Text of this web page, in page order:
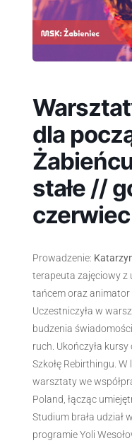
dla
stałe //
Prowadzenie:
terapeuta zajęciowy z
tańcem oraz animator
Uczestniczyła w
budzenia
ruch. Ukończyła
Szkołę Rebirthingu.
warsztaty we
Poland, łącząc
Studium brała udział
programie Yoli